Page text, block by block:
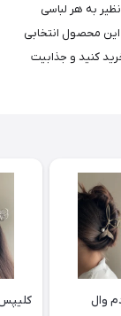
به هر لباسی
محصول انتخابی
کنید و جذابیت
وال